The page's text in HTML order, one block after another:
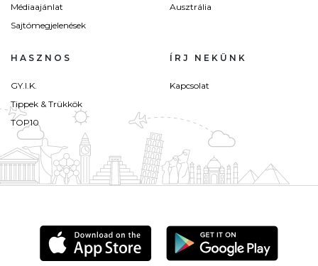
Médiaajánlat
Sajtómegjelenések
Ausztrália
HASZNOS
GY.I.K.
Tippek & Trükkök
TOP10
ÍRJ NEKÜNK
Kapcsolat